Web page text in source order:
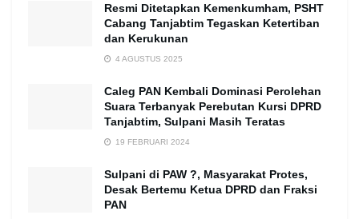
Resmi Ditetapkan Kemenkumham, PSHT
Cabang Tanjabtim Tegaskan Ketertiban
dan Kerukunan
4 AGUSTUS 2025
Caleg PAN Kembali Dominasi Perolehan
Suara Terbanyak Perebutan Kursi DPRD
Tanjabtim, Sulpani Masih Teratas
19 FEBRUARI 2024
Sulpani di PAW ?, Masyarakat Protes,
Desak Bertemu Ketua DPRD dan Fraksi
PAN